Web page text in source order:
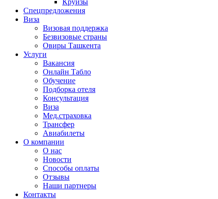
Круизы
Спецпредложения
Виза
Визовая поддержка
Безвизовые страны
Овиры Ташкента
Услуги
Вакансия
Онлайн Табло
Обучение
Подборка отеля
Консультация
Виза
Мед.страховка
Трансфер
Авиабилеты
О компании
О нас
Новости
Способы оплаты
Отзывы
Наши партнеры
Контакты